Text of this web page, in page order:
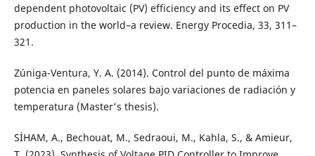
dependent photovoltaic (PV) efficiency and its effect on PV
production in the world–a review. Energy Procedia, 33, 311–
321.
Zúniga-Ventura, Y. A. (2014). Control del punto de máxima
potencia en paneles solares bajo variaciones de radiación y
temperatura (Master's thesis).
SİHAM, A., Bechouat, M., Sedraoui, M., Kahla, S., & Amieur,